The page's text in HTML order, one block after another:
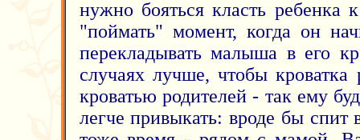
нужно бояться класть ребенка
"поймать" момент, когда он
перекладывать малыша в его
случаях лучше, чтобы кроватка
кроватью родителей - так ему
легче привыкать: вроде бы спит